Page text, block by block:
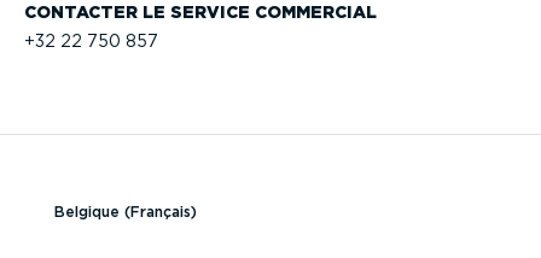
CONTACTER LE SERVICE COMMERCIAL
+32 22 750 857
Belgique (Français)